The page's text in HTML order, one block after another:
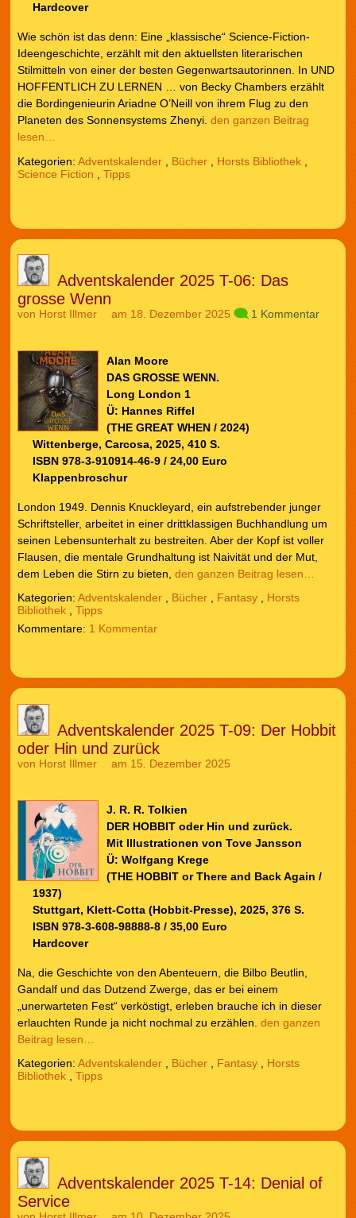
Hardcover
Wie schön ist das denn: Eine „klassische“ Science-Fiction-
Ideengeschichte, erzählt mit den aktuellsten literarischen
Stilmitteln von einer der besten Gegenwartsautorinnen. In UND
HOFFENTLICH ZU LERNEN … von Becky Chambers erzählt
die Bordingenieurin Ariadne O’Neill von ihrem Flug zu den
Planeten des Sonnensystems Zhenyi. den ganzen Beitrag
lesen…
Kategorien: Adventskalender, Bücher, Horsts Bibliothek,
Science Fiction
Tipps
Adventskalender 2025 T-06: Das
grosse Wenn
von Horst Illmer am 18. Dezember 2025 1 Kommentar
Alan Moore
DAS GROSSE WENN.
Long London 1
Ü: Hannes Riffel
(THE GREAT WHEN / 2024)
Wittenberge, Carcosa, 2025, 410 S.
ISBN 978-3-910914-46-9 / 24,00 Euro
Klappenbroschur
London 1949. Dennis Knuckleyard, ein aufstrebender junger
Schriftsteller, arbeitet in einer drittklassigen Buchhandlung um
seinen Lebensunterhalt zu bestreiten. Aber der Kopf ist voller
Flausen, die mentale Grundhaltung ist Naivität und der Mut,
dem Leben die Stirn zu bieten, den ganzen Beitrag lesen…
Kategorien: Adventskalender, Bücher, Fantasy, Horsts
Bibliothek, Tipps
1 Kommentar
Adventskalender 2025 T-09: Der Hobbit
oder Hin und zurück
von Horst Illmer am 15. Dezember 2025
J. R. R. Tolkien
DER HOBBIT oder Hin und zurück.
Mit Illustrationen von Tove Jansson
Ü: Wolfgang Krege
(THE HOBBIT or There and Back Again /
1937)
Stuttgart, Klett-Cotta (Hobbit-Presse), 2025, 376 S.
ISBN 978-3-608-98888-8 / 35,00 Euro
Hardcover
Na, die Geschichte von den Abenteuern, die Bilbo Beutlin,
Gandalf und das Dutzend Zwerge, das er bei einem
„unerwarteten Fest“ verköstigt, erleben brauche ich in dieser
erlauchten Runde ja nicht nochmal zu erzählen. den ganzen
Beitrag lesen…
Kategorien: Adventskalender, Bücher, Fantasy, Horsts
Bibliothek, Tipps
Adventskalender 2025 T-14: Denial of
Service